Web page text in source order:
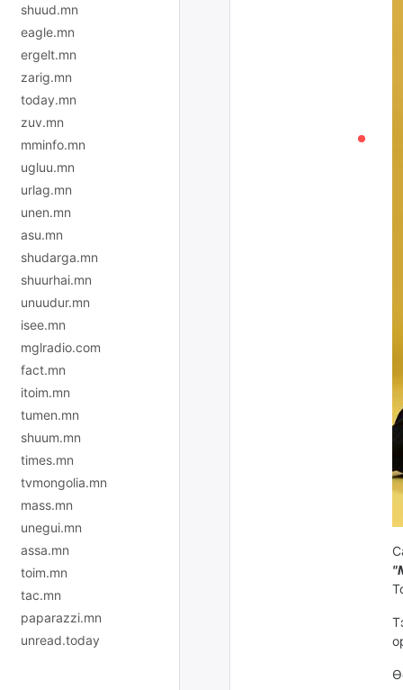
shuud.mn
eagle.mn
ergelt.mn
zarig.mn
today.mn
zuv.mn
mminfo.mn
ugluu.mn
urlag.mn
unen.mn
asu.mn
shudarga.mn
shuurhai.mn
unuudur.mn
isee.mn
mglradio.com
fact.mn
itoim.mn
tumen.mn
shuum.mn
times.mn
tvmongolia.mn
mass.mn
unegui.mn
assa.mn
toim.mn
tac.mn
paparazzi.mn
unread.today